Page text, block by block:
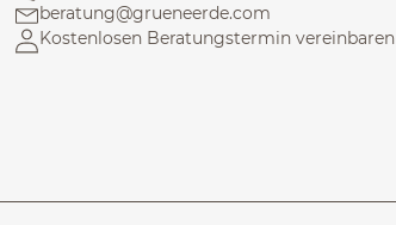
beratung@grueneerde.com
Kostenlosen Beratungstermin vereinbaren